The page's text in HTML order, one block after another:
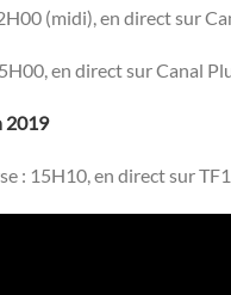
(midi), en direct sur
en direct sur Canal
2019
: 15H10, en direct sur